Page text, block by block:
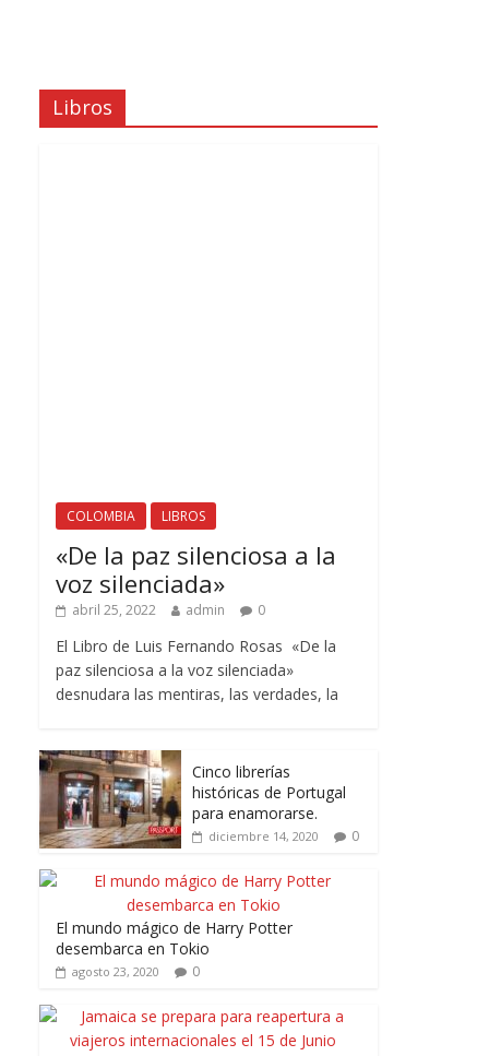
Libros
COLOMBIA LIBROS
«De la paz silenciosa a la
voz silenciada»
abril 25, 2022 admin 0
El Libro de Luis Fernando Rosas «De la
paz silenciosa a la voz silenciada»
desnudara las mentiras, las verdades, la
Cinco librerías
históricas de Portugal
para enamorarse.
diciembre 14, 2020 0
El mundo mágico de Harry Potter
desembarca en Tokio
agosto 23, 2020 0